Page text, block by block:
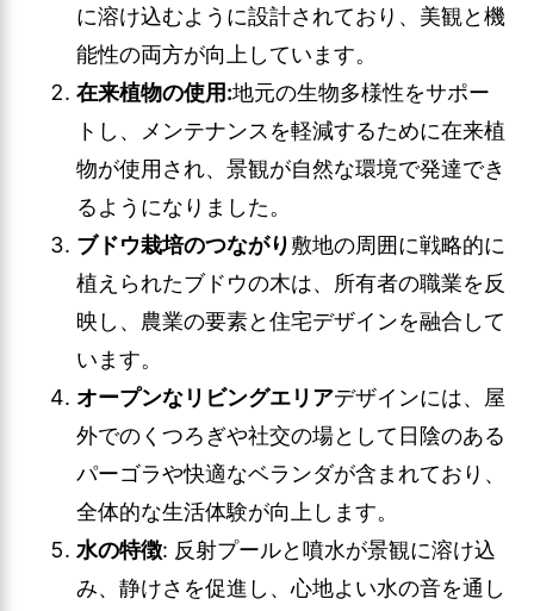
に溶け込むように設計されており、美観と機
能性の両方が向上しています。
在来植物の使用:地元の生物多様性をサポー
トし、メンテナンスを軽減するために在来植
物が使用され、景観が自然な環境で発達でき
るようになりました。
ブドウ栽培のつながり敷地の周囲に戦略的に
植えられたブドウの木は、所有者の職業を反
映し、農業の要素と住宅デザインを融合して
います。
オープンなリビングエリアデザインには、屋
外でのくつろぎや社交の場として日陰のある
パーゴラや快適なベランダが含まれており、
全体的な生活体験が向上します。
水の特徴: 反射プールと噴水が景観に溶け込
み、静けさを促進し、心地よい水の音を通し